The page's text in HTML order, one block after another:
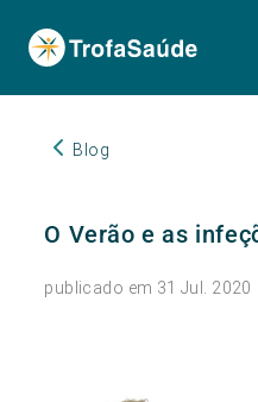
Blog
O Verão e as
publicado em 31 Jul. 2020